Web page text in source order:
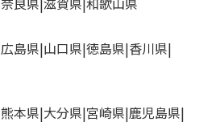
広島県 山口県 徳島県 香川県
熊本県 大分県 宮崎県 鹿児島県